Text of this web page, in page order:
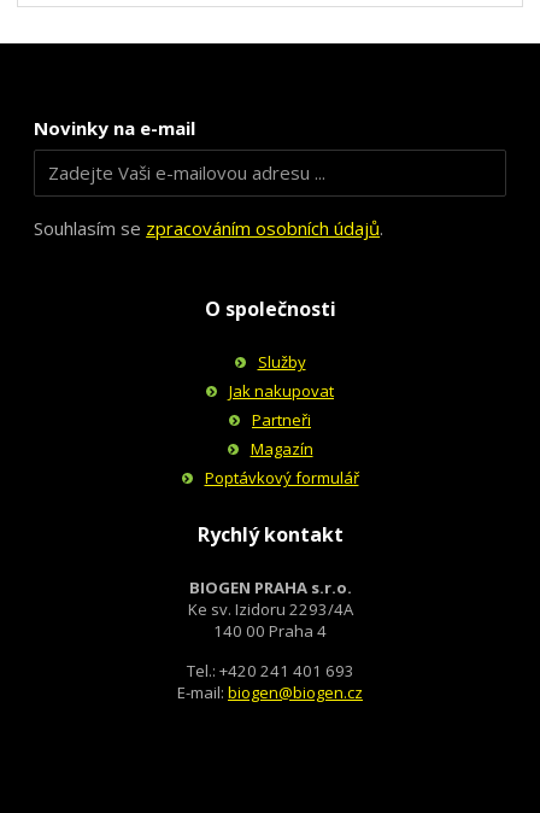
Novinky na e-mail
Souhlasím se zpracováním osobních údajů.
O společnosti
Služby
Jak nakupovat
Partneři
Magazín
Poptávkový formulář
Rychlý kontakt
BIOGEN PRAHA s.r.o.
Ke sv. Izidoru 2293/4A
140 00 Praha 4
Tel.: +420 241 401 693
E-mail: biogen@biogen.cz